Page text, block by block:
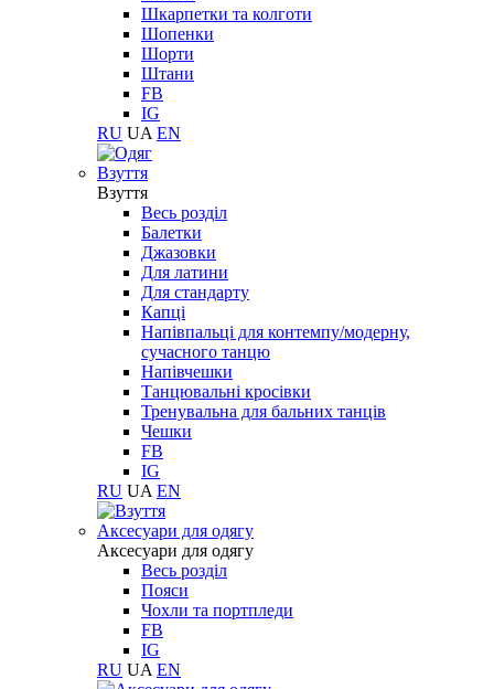
Шкарпетки та колготи
Шопенки
Шорти
Штани
FB
IG
RU UA EN
Взуття
Взуття
Весь розділ
Балетки
Джазовки
Для латини
Для стандарту
Капці
Напівпальці для контемпу/модерну,
сучасного танцю
Напівчешки
Танцювальні кросівки
Тренувальна для бальних танців
Чешки
FB
IG
RU UA EN
Aксесуари для одягу
Aксесуари для одягу
Весь розділ
Пояси
Чохли та портпледи
FB
IG
RU UA EN